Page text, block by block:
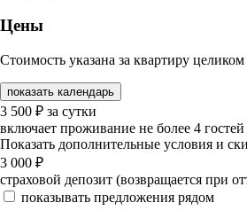
Цены
Стоимость указана за квартиру
показать календарь
3 500 ₽ за сутки
включает проживание не более 4 гостей
Показать дополнительные условия и
3 000 ₽
страховой депозит (возвращается при
показывать предложения рядом